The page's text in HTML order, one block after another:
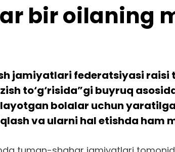
bir oilaning
jamiyatlari federatsiyasi
to‘g‘risida”gi buyruq
bolalar uchun
va ularni hal etishda ham